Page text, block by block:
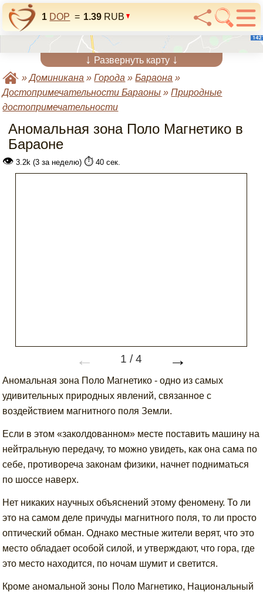
1 DOP = 1.39 RUB
↓ Развернуть карту ↓
»Доминикана »Города »Бараона »
Достопримечательности Бараоны »Природные
достопримечательности
Аномальная зона Поло Магнетико в
Бараоне
👁 3.2k (3 за неделю) ⏱️ 40 сек.
← 1 /4 →
Аномальная зона Поло Магнетико - одно из самых
удивительных природных явлений, связанное с
воздействием магнитного поля Земли.
Если в этом «заколдованном» месте поставить машину на
нейтральную передачу, то можно увидеть, как она сама по
себе, противореча законам физики, начнет подниматься
по шоссе наверх.
Нет никаких научных объяснений этому феномену. То ли
это на самом деле причуды магнитного поля, то ли просто
оптический обман. Однако местные жители верят, что это
место обладает особой силой, и утверждают, что гора, где
это место находится, по ночам шумит и светится.
Кроме аномальной зоны Поло Магнетико, Национальный